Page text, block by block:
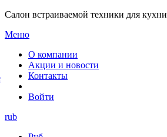
Салон встраиваемой техники для кухни
Меню
О компании
Акции и новости
Контакты
Войти
rub